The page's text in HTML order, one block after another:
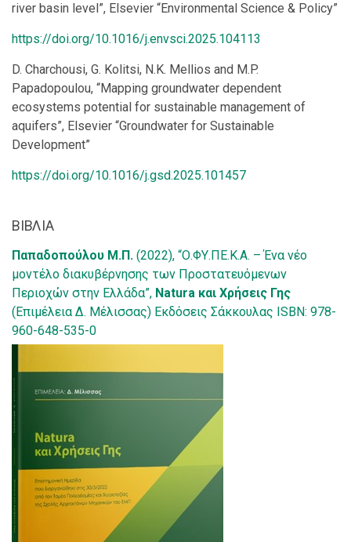
river basin level”, Elsevier “Environmental Science & Policy”
https://doi.org/10.1016/j.envsci.2025.104113
D. Charchousi, G. Kolitsi, N.K. Mellios and M.P.
Papadopoulou, “Mapping groundwater dependent
ecosystems potential for sustainable management of
aquifers”, Elsevier “Groundwater for Sustainable
Development”
https://doi.org/10.1016/j.gsd.2025.101457
ΒΙΒΛΙΑ
Παπαδοπούλου Μ.Π. (2022), “Ο.ΦΥ.ΠΕ.Κ.Α. – Ένα νέο
μοντέλο διακυβέρνησης των Προστατευόμενων
Περιοχών στην Ελλάδα”, Natura και Χρήσεις Γης
(Επιμέλεια Δ. Μέλισσας) Εκδόσεις Σάκκουλας ISBN: 978-
960-648-535-0